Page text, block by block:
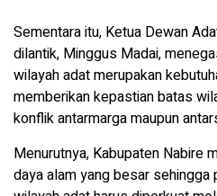
Sementara itu, Ketua Dewan
dilantik, Minggus Madai,
wilayah adat merupakan
memberikan kepastian batas
konflik antarmarga maupun
Menurutnya, Kabupaten Nabire
daya alam yang besar sehingga